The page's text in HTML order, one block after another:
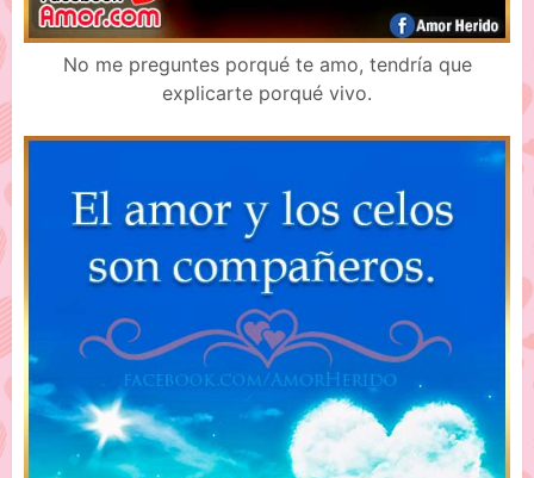
No me preguntes porqué te amo, tendría que
explicarte porqué vivo.